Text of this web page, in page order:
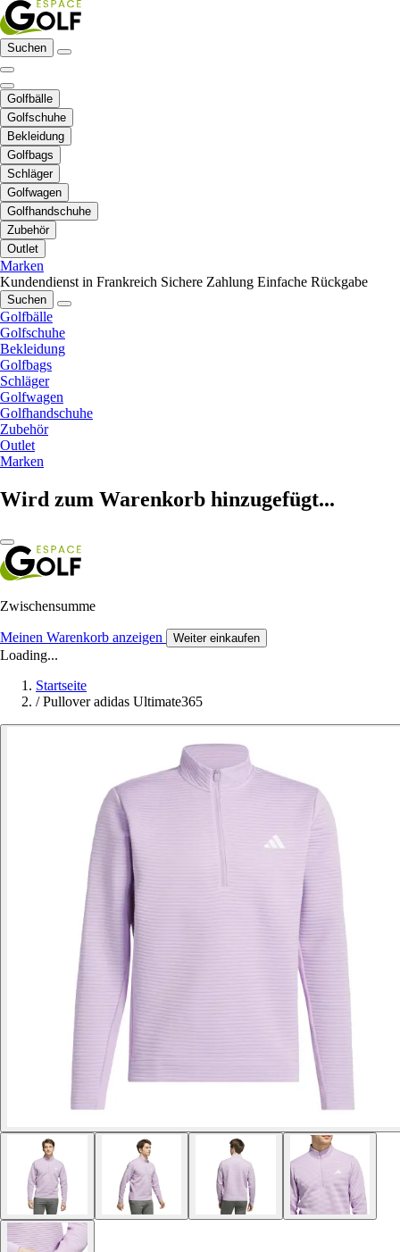
Suchen
Golfbälle
Golfschuhe
Bekleidung
Golfbags
Schläger
Golfwagen
Golfhandschuhe
Zubehör
Outlet
Marken
Kundendienst in Frankreich Sichere Zahlung Einfache Rückgabe
Suchen
Golfbälle
Golfschuhe
Bekleidung
Golfbags
Schläger
Golfwagen
Golfhandschuhe
Zubehör
Outlet
Marken
Wird zum Warenkorb hinzugefügt...
Zwischensumme
Meinen Warenkorb anzeigen Weiter einkaufen
Loading...
Startseite
/ Pullover adidas Ultimate365